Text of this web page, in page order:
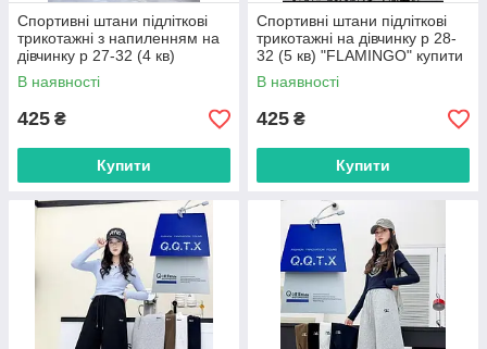
Спортивні штани підліткові
трикотажні з напиленням на
дівчинку р 27-32 (4 кв)
"FLAMINGO" купити гуртом в
Одесі на 7 км
В наявності
425 ₴
Купити
Спортивні штани підліткові
трикотажні на дівчинку р 28-
32 (5 кв) "FLAMINGO" купити
гуртом в Одесі на 7 км
В наявності
425 ₴
Купити